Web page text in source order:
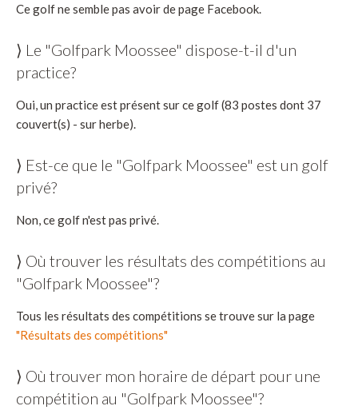
Ce golf ne semble pas avoir de page Facebook.
⟩ Le "Golfpark Moossee" dispose-t-il d'un
practice?
Oui, un practice est présent sur ce golf (83 postes dont 37
couvert(s) - sur herbe).
⟩ Est-ce que le "Golfpark Moossee" est un golf
privé?
Non, ce golf n'est pas privé.
⟩ Où trouver les résultats des compétitions au
"Golfpark Moossee"?
Tous les résultats des compétitions se trouve sur la page
"Résultats des compétitions"
⟩ Où trouver mon horaire de départ pour une
compétition au "Golfpark Moossee"?